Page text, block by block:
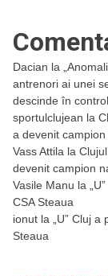
Dacian la
antrenori ai unei
descinde în
sportulclujean la
a devenit
Vass Attila la
devenit campion
Vasile Manu la
CSA Steaua
ionut la
„U” Cluj
Steaua